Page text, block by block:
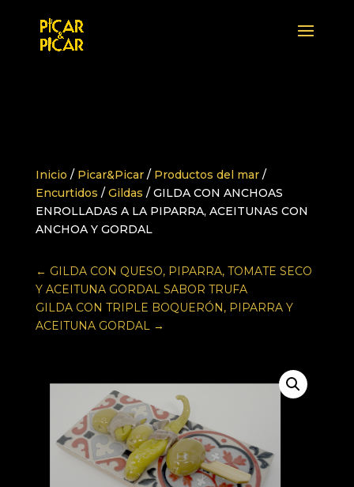
Inicio / Picar&Picar/ Productos del mar/
Encurtidos / Gildas / GILDA CON ANCHOAS
ENROLLADAS A LA PIPARRA, ACEITUNAS CON
ANCHOA Y GORDAL
← GILDA CON QUESO, PIPARRA, TOMATE SECO
Y ACEITUNA GORDAL SABOR TRUFA
GILDA CON TRIPLE BOQUERÓN, PIPARRA Y
ACEITUNA GORDAL→